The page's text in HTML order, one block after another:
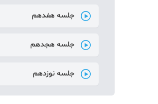
جلسه هفدهم
جلسه هجدهم
جلسه نوزدهم